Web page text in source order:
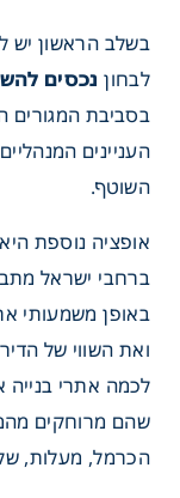
של
בשלב הראשון יש
לבחון נכסים
בסביבת המגורים
העניינים
השוטף.
אופציה נוספת
ברחבי ישראל
באופן משמעותי
ואת השווי של
לכמה אתרי בנייה
שהם מרוחקים
הכרמל, מעלות,